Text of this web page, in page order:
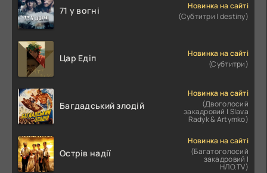
71 у вогні
Новинка на сайті
(Субтитри | destiny)
Цар Едіп
Новинка на сайті
(Субтитри)
Багдадський злодій
Новинка на сайті
(Двоголосий
закадровий | Slava
Radyk & Artymko)
Острів надії
Новинка на сайті
(Багатоголосий
закадровий |
НЛО.TV)